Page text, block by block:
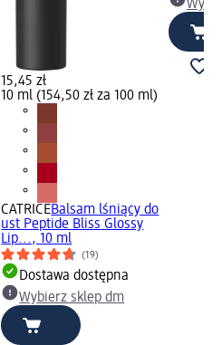
15,45 zł
10 ml (154,50 zł za 100 ml)
CATRICEBalsam lśniący do
ust Peptide Bliss Glossy
Lip..., 10 ml
(19)
Dostawa dostępna
Wybierz sklep dm